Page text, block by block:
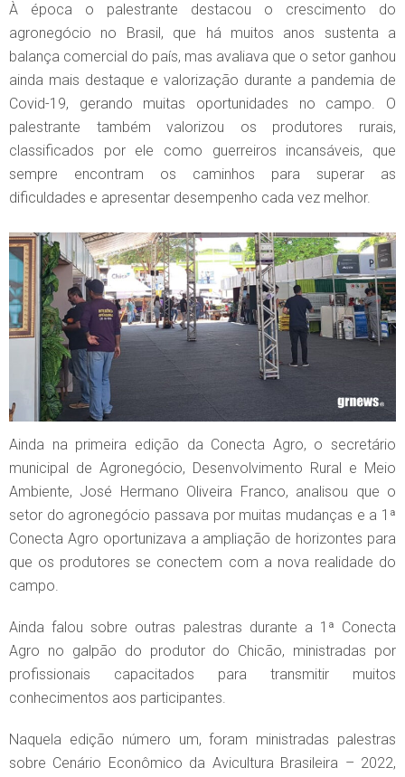
À época o palestrante destacou o crescimento do
agronegócio no Brasil, que há muitos anos sustenta a
balança comercial do país, mas avaliava que o setor ganhou
ainda mais destaque e valorização durante a pandemia de
Covid-19, gerando muitas oportunidades no campo. O
palestrante também valorizou os produtores rurais,
classificados por ele como guerreiros incansáveis, que
sempre encontram os caminhos para superar as
dificuldades e apresentar desempenho cada vez melhor.
Ainda na primeira edição da Conecta Agro, o secretário
municipal de Agronegócio, Desenvolvimento Rural e Meio
Ambiente, José Hermano Oliveira Franco, analisou que o
setor do agronegócio passava por muitas mudanças e a 1ª
Conecta Agro oportunizava a ampliação de horizontes para
que os produtores se conectem com a nova realidade do
campo.
Ainda falou sobre outras palestras durante a 1ª Conecta
Agro no galpão do produtor do Chicão, ministradas por
profissionais capacitados para transmitir muitos
conhecimentos aos participantes.
Naquela edição número um, foram ministradas palestras
sobre Cenário Econômico da Avicultura Brasileira – 2022,